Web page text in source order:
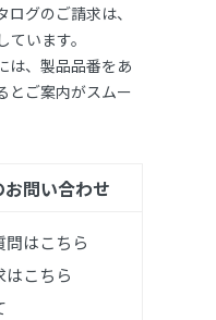
グのご請求は、
います。
は、製品品番をあ
とご案内がスムー
問い合わせ
問はこちら
はこちら